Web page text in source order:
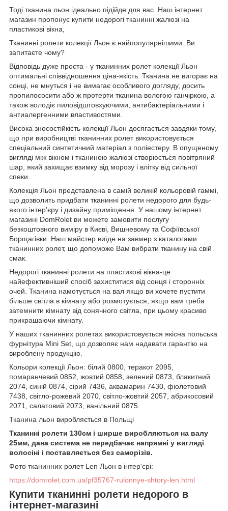
Тоді тканина льон ідеально підійде для вас. Наш інтернет
магазин пропонує купити недорогі тканинні жалюзі на
пластикові вікна,
Тканинні ролети колекції Льон є найпопулярнішими. Ви
запитаєте чому?
Відповідь дуже проста - у тканинних ролет колекції Льон
оптимальні співвідношення ціна-якість. Тканина не вигорає на
сонці, не мнуться і не вимагає особливого догляду, досить
пропилососити або ж протерти тканина вологою ганчіркою, а
також володіє пиловідштовхуючими, антибактеріальними і
антиалергенними властивостями.
Висока зносостійкість колекції Льон досягається завдяки тому,
що при виробництві тканинних ролет використовується
спеціальний синтетичний матеріал з поліестеру. В опущеному
вигляді між вікном і тканиною жалюзі створюється повітряний
шар, який захищає взимку від морозу і влітку від сильної
спеки.
Колекція Льон представлена в самій великій кольоровій гаммі,
що дозволить придбати тканинні ролети недорого для будь-
якого інтер'єру і дизайну приміщення. У нашому інтернет
магазині DomRolet ви можете замовити послугу
безкоштовного виміру в Києві, Вишневому та Софіївської
Борщагівки. Наш майстер виїде на завмер з каталогами
тканинних ролет, що допоможе Вам вибрати тканину на свій
смак.
Недорогі тканинні ролети на пластикові вікна-це
найефективніший спосіб захиститися від сонця і сторонніх
очей. Тканина намотується на вал якщо ви хочете пустити
більше світла в кімнату або розмотується, якщо вам треба
затемнити кімнату від сонячного світла, при цьому красиво
прикрашаючи кімнату.
У наших тканинних ролетах використовується якісна польська
фурнітура Mini Set, що дозволяє нам надавати гарантію на
вироблену продукцію.
Кольори колекції Льон: білий 0800, теракот 2095,
помаранчевий 0852, жовтий 0858, зелений 0873, блакитний
2074, синій 0874, сірий 7436, аквамарин 7430, фіолетовий
7438, світло-рожевий 2070, світло-жовтий 2057, абрикосовий
2071, салатовий 2073, ванільний 0875.
Тканина льон виробляється в Польщі
Тканинні ролети 130см і ширше виробляються на валу
25мм, дана система не передбачає напрямні у вигляді
волосіні і поставляється без саморізів.
Фото тканинних ролет Len Льон в інтер'єрі:
https://domrolet.com.ua/pf35767-rulonnye-shtory-len.html
Купити тканинні ролети недорого в
інтернет-магазині